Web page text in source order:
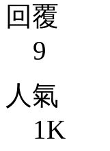
回覆
9
人氣
1K